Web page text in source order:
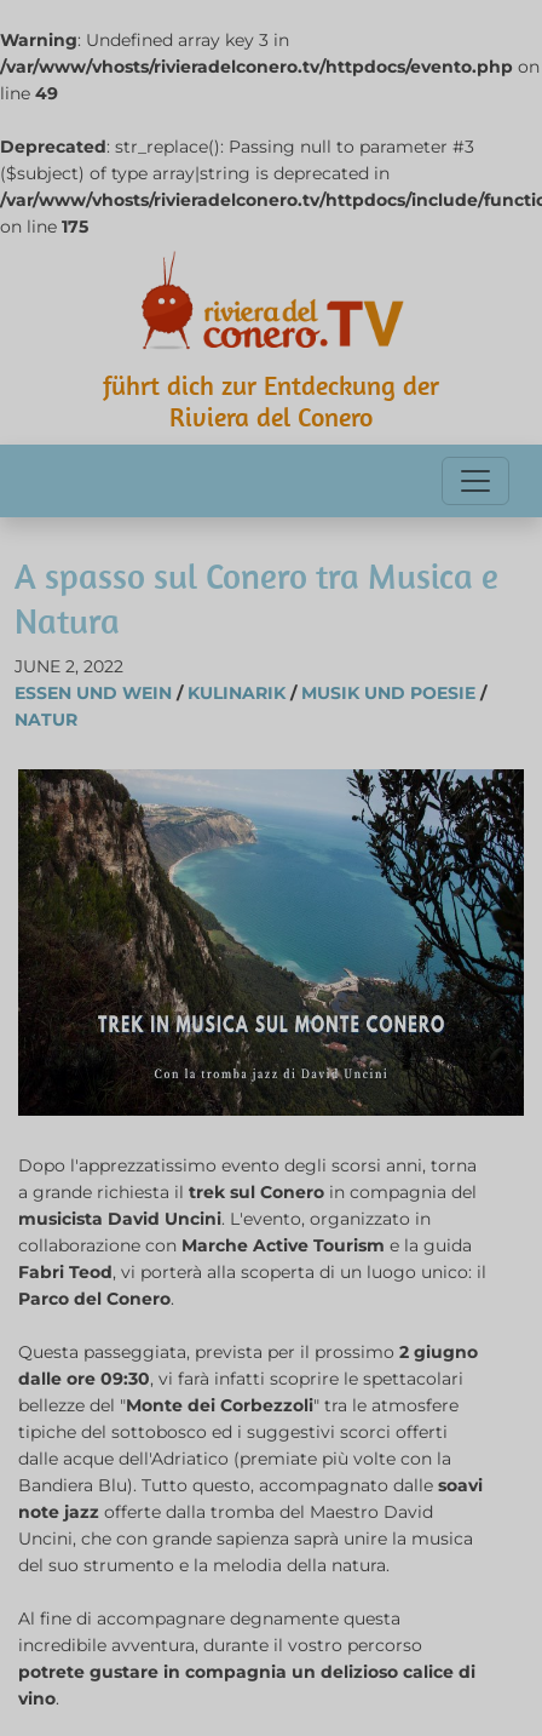
Warning: Undefined array key 3 in
/var/www/vhosts/rivieradelconero.tv/httpdocs/evento.php on
line 49
Deprecated: str_replace(): Passing null to parameter #3
($subject) of type array|string is deprecated in
/var/www/vhosts/rivieradelconero.tv/httpdocs/include/
on line 175
führt dich zur Entdeckung der
Riviera del Conero
A spasso sul Conero tra Musica e
Natura
JUNE 2, 2022
ESSEN UND WEIN / KULINARIK / MUSIK UND POESIE /
NATUR
Dopo l'apprezzatissimo evento degli scorsi anni, torna
a grande richiesta il trek sul Conero in compagnia del
musicista David Uncini. L'evento, organizzato in
collaborazione con Marche Active Tourism e la guida
Fabri Teod, vi porterà alla scoperta di un luogo unico: il
Parco del Conero.
Questa passeggiata, prevista per il prossimo 2 giugno
dalle ore 09:30, vi farà infatti scoprire le spettacolari
bellezze del "Monte dei Corbezzoli" tra le atmosfere
tipiche del sottobosco ed i suggestivi scorci offerti
dalle acque dell'Adriatico (premiate più volte con la
Bandiera Blu). Tutto questo, accompagnato dalle soavi
note jazz offerte dalla tromba del Maestro David
Uncini, che con grande sapienza saprà unire la musica
del suo strumento e la melodia della natura.
Al fine di accompagnare degnamente questa
incredibile avventura, durante il vostro percorso
potrete gustare in compagnia un delizioso calice di
vino.